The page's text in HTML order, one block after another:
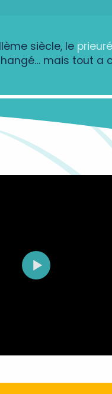
siècle, le
mais tout a